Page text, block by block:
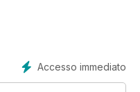
your chance to win a
this issue’s giveaway!
Accesso immediato